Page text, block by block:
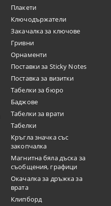
Плакети
Ключодържатели
Закачалка за ключове
Гривни
Орнаменти
Поставки за Sticky Notes
Поставка за визитки
Tабелки за бюро
Баджове
Табелки за врати
Табелки
Кръгла значка със
закопчалка
Магнитна бяла дъска за
съобщения, графици
Окачалка за дръжка за
врата
Клипборд